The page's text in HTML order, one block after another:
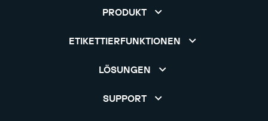
PRODUKT
ETIKETTIERFUNKTIONEN
LÖSUNGEN
SUPPORT